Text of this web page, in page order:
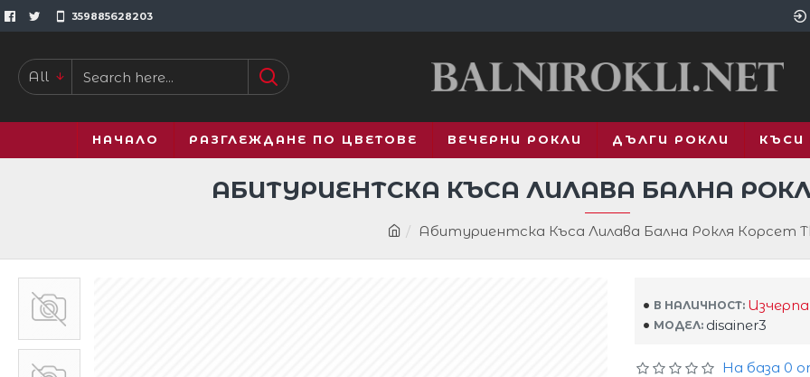
359885628203
All
НАЧАЛО РАЗГЛЕЖДАНЕ ПО ЦВЕТОВЕ ВЕЧЕРНИ РОКЛИ ДЪЛГИ РОКЛИ КЪСИ
Абитуриентска Къса Лилава Бална Рокля Корсет
АБИТУРИЕНТСКА КЪСА ЛИЛАВА БАЛНА
В НАЛИЧНОСТ:
МОДЕЛ: disainer3
На база 0